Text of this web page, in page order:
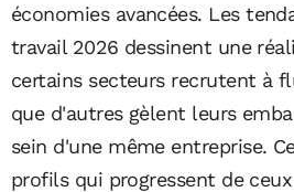
économies avancées. Les
travail 2026 dessinent une
certains secteurs recrutent à
que d'autres gèlent leurs
sein d'une même entreprise.
profils qui progressent de